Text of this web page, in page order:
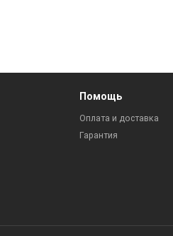
Помощь
Оплата и доставка
Гарантия